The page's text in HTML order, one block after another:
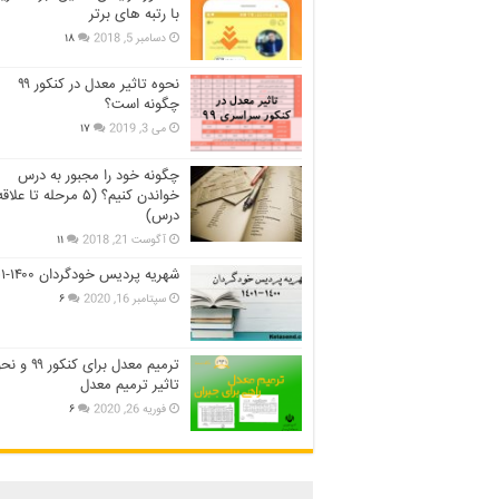
با رتبه های برتر
دسامبر 5, 2018 ۱۸
نحوه تاثیر معدل در کنکور ۹۹
چگونه است؟
می 3, 2019 ۱۷
چگونه خود را مجبور به درس
خواندن کنیم؟ (۵ مرحله تا
درس)
آگوست 21, 2018 ۱۱
شهریه پردیس خودگردان ۱۴۰۰-۱۴۰۱
سپتامبر 16, 2020 ۶
ترمیم معدل برای
تاثیر ترمیم معدل
فوریه 26, 2020 ۶